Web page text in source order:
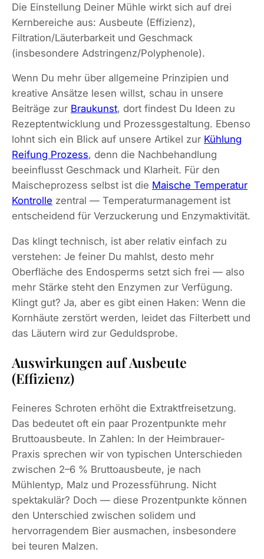
Die Einstellung Deiner Mühle wirkt sich auf drei
Kernbereiche aus: Ausbeute (Effizienz),
Filtration/Läuterbarkeit und Geschmack
(insbesondere Adstringenz/Polyphenole).
Wenn Du mehr über allgemeine Prinzipien und
kreative Ansätze lesen willst, schau in unsere
Beiträge zur Braukunst, dort findest Du Ideen zu
Rezeptentwicklung und Prozessgestaltung. Ebenso
lohnt sich ein Blick auf unsere Artikel zur Kühlung
Reifung Prozess, denn die Nachbehandlung
beeinflusst Geschmack und Klarheit. Für den
Maischeprozess selbst ist die Maische Temperatur
Kontrolle zentral — Temperaturmanagement ist
entscheidend für Verzuckerung und Enzymaktivität.
Das klingt technisch, ist aber relativ einfach zu
verstehen: Je feiner Du mahlst, desto mehr
Oberfläche des Endosperms setzt sich frei — also
mehr Stärke steht den Enzymen zur Verfügung.
Klingt gut? Ja, aber es gibt einen Haken: Wenn die
Kornhäute zerstört werden, leidet das Filterbett und
das Läutern wird zur Geduldsprobe.
Auswirkungen auf Ausbeute
(Effizienz)
Feineres Schroten erhöht die Extraktfreisetzung.
Das bedeutet oft ein paar Prozentpunkte mehr
Bruttoausbeute. In Zahlen: In der Heimbrauer-
Praxis sprechen wir von typischen Unterschieden
zwischen 2–6 % Bruttoausbeute, je nach
Mühlentyp, Malz und Prozessführung. Nicht
spektakulär? Doch — diese Prozentpunkte können
den Unterschied zwischen solidem und
hervorragendem Bier ausmachen, insbesondere
bei teuren Malzen.